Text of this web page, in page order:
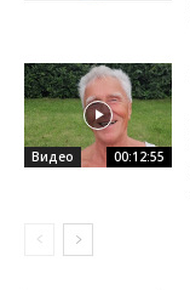
Видео 00:12:55